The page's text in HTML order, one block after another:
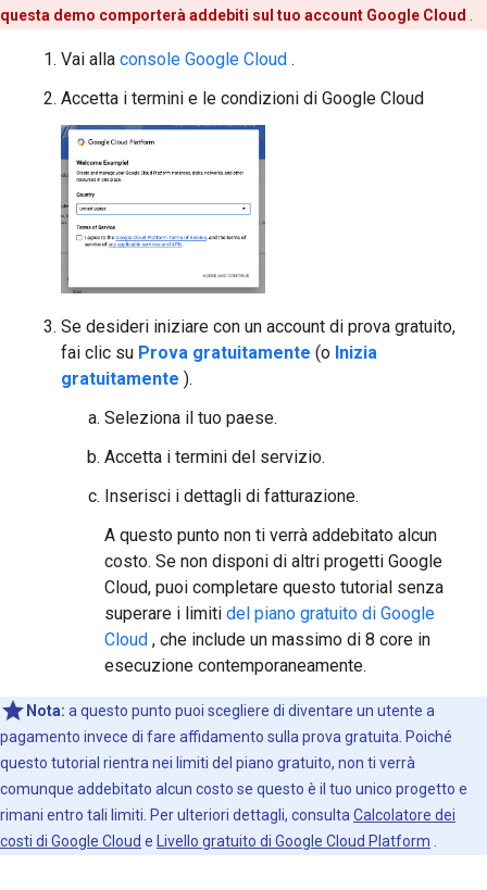
questa demo comporterà addebiti sul tuo account Google Cloud .
Vai alla console Google Cloud .
Accetta i termini e le condizioni di Google Cloud
Se desideri iniziare con un account di prova gratuito,
fai clic su Prova gratuitamente (o Inizia
gratuitamente ).
Seleziona il tuo paese.
Accetta i termini del servizio.
Inserisci i dettagli di fatturazione.
A questo punto non ti verrà addebitato alcun
costo. Se non disponi di altri progetti Google
Cloud, puoi completare questo tutorial senza
superare i limiti del piano gratuito di Google
Cloud , che include un massimo di 8 core in
esecuzione contemporaneamente.
Nota: a questo punto puoi scegliere di diventare un utente a
pagamento invece di fare affidamento sulla prova gratuita. Poiché
questo tutorial rientra nei limiti del piano gratuito, non ti verrà
comunque addebitato alcun costo se questo è il tuo unico progetto e
rimani entro tali limiti. Per ulteriori dettagli, consulta Calcolatore dei
costi di Google Cloud e Livello gratuito di Google Cloud Platform